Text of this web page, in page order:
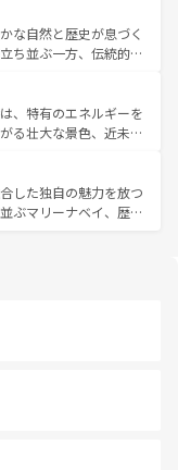
な魅力を心ゆくまで味
、新着の韓国情報はコンテンツ一
ノイの古い町並みやホ
物も、独特の雰囲気を
の豊かさとおいしさで
ムコーヒーなどは、ぜ
れてもあたたかい人々
と忘れられない旅にな
な自然と歴史が息づく
ち並ぶ一方、伝統的な
ェンマイなどの山岳地
ケットやクラビの美し
とができる。タイ料理
季節にも異なる楽しみ
人々、仏教を中心とし
訪れる旅人を魅了し続
、特有のエネルギーを
る壮大な景色、近未来
観光スポットが密集し
のも魅力。息をのむよ
港を存分に楽しみ尽く
した独自の魅力を放つ
ぶマリーナベイ、歴史
める外せないスポット